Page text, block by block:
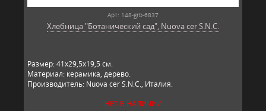
Арт: 148-grb-6837
Хлебница "Ботанический сад", Nuova cer S.N.C.
Размер: 41х29,5х19,5 см.
Материал: керамика, дерево.
Производитель: Nuova cer S.N.C., Италия.
НЕТ В НАЛИЧИИ